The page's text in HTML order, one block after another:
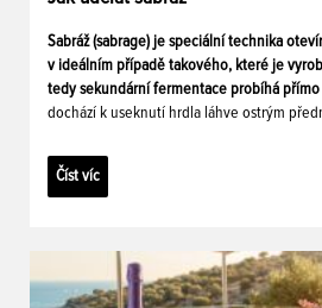
Sabráž (sabrage) je speciální technika
v ideálním případě takového, které je
tedy sekundární fermentace probíhá přímo
dochází k useknutí hrdla láhve ostrým
Číst víc